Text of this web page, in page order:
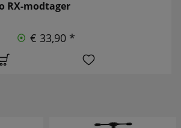
RX-modtager
€ 33,90 *